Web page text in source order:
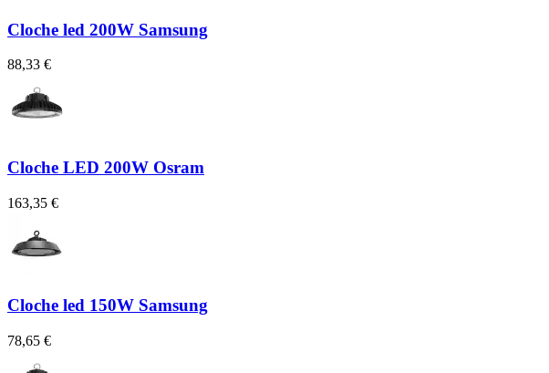
Cloche led 200W Samsung
88,33 €
Cloche LED 200W Osram
163,35 €
Cloche led 150W Samsung
78,65 €